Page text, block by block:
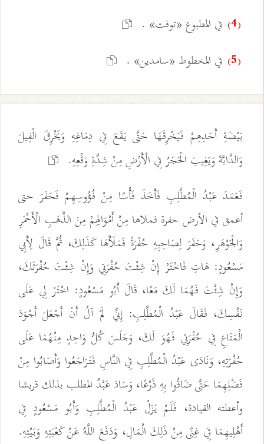
(4) في المطبوع «توفت» .
(5) في المخطوط «سامدين» .
بَيْضَةِ أَحَدِهِمْ فَيَخْرِقَهَا حَتَّى يَقَعَ فِي دِمَاغِهِ وَيَخْرِقَ الْفِيلَ
وَالدَّابَّةَ وَيَغِيبَ الْحَجَرُ فِي الْأَرْضِ مِنْ شِدَّةِ وَقْعِهِ.
فَعَمَدَ عَبْدُ الْمُطَّلِبِ فَأَخَذَ فَأْسًا مِنْ فُؤُوسِهِمْ فَحَفَرَ حتى
أعمق في الأرض حفرة فملاها مِنْ أَمْوَالِهِمْ مِنَ الذَّهَبِ الْأَحْمَرِ
وَالْجَوْهَرِ، وَحَفَرَ لِصَاحِبِهِ حُفْرَةً فَمَلَأَهَا كَذَلِكَ، ثُمَّ قَالَ لِأَبِي
مَسْعُودٍ: هَاتِ فَاخْتَرْ إِنْ شِئْتَ حُفْرَتِي وَإِنْ شِئْتَ حُفْرَتَكَ،
وَإِنْ شِئْتَ فَهُمَا لَكَ مَعًا، قَالَ أَبُو مَسْعُودٍ: اخْتَرْ لِي عَلَى
نَفْسِكَ، فَقَالَ عَبْدُ الْمُطَّلِبِ: إِنِّي لَمْ آلُ أَنْ أَجْعَلَ أَجْوَدَ
الْمَتَاعِ فِي حُفْرَتِي فَهُوَ لَكَ، وَجَلَسَ كُلُّ وَاحِدٍ مِنْهُمَا عَلَى
حُفْرَتِهِ، وَنَادَى عَبْدُ الْمُطَّلِبِ فِي النَّاسِ فَتَرَاجَعُوا وَأَصَابُوا مِنْ
فَضْلِهِمَا حَتَّى ضَاقُوا بِهِ ذَرْعًا، وَسَادَ عَبْدُ المطلب بذلك قريشا
وأعطته القيادة، فَلَمْ يَزَلْ عَبْدُ الْمُطَّلِبِ وَأَبُو مَسْعُودٍ فِي
أَهْلِيهِمَا فِي غِنًى مِنْ ذَلِكَ الْمَالِ، وَدَفَعَ اللَّهُ عَنْ كَعْبَتِهِ وَبَيْتِهِ.